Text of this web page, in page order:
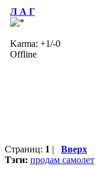
Л А Г
Karma: +1/-0
Offline
Страниц: 1 | Вверх
Тэги: продам самолет